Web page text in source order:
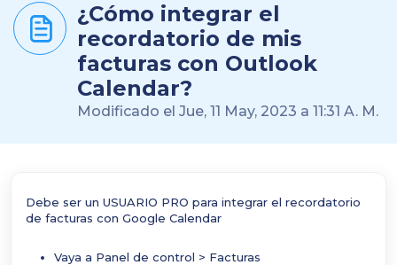
¿Cómo integrar el
recordatorio de mis
facturas con Outlook
Calendar?
Modificado el Jue, 11 May, 2023 a 11:31 A. M.
Debe ser un USUARIO PRO para integrar el recordatorio
de facturas con Google Calendar
Vaya a Panel de control > Facturas